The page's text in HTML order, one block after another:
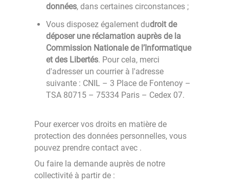
données, dans certaines circonstances ;
Vous disposez également dudroit de
déposer une réclamation auprès de la
Commission Nationale de l’Informatique
et des Libertés. Pour cela, merci
d'adresser un courrier à l'adresse
suivante : CNIL – 3 Place de Fontenoy –
TSA 80715 – 75334 Paris – Cedex 07.
Pour exercer vos droits en matière de
protection des données personnelles, vous
pouvez prendre contact avec .
Ou faire la demande auprès de notre
collectivité à partir de :